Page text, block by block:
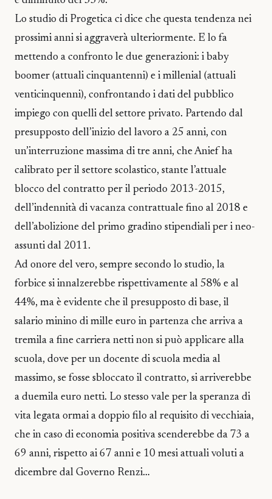
Lo studio di Progetica ci dice che questa tendenza nei
prossimi anni si aggraverà ulteriormente. E lo fa
mettendo a confronto le due generazioni: i baby
boomer (attuali cinquantenni) e i millenial (attuali
venticinquenni), confrontando i dati del pubblico
impiego con quelli del settore privato. Partendo dal
presupposto dell’inizio del lavoro a 25 anni, con
un’interruzione massima di tre anni, che Anief ha
calibrato per il settore scolastico, stante l’attuale
blocco del contratto per il periodo 2013-2015,
dell’indennità di vacanza contrattuale fino al 2018 e
dell’abolizione del primo gradino stipendiali per i neo-
assunti dal 2011.
Ad onore del vero, sempre secondo lo studio, la
forbice si innalzerebbe rispettivamente al 58% e al
44%, ma è evidente che il presupposto di base, il
salario minino di mille euro in partenza che arriva a
tremila a fine carriera netti non si può applicare alla
scuola, dove per un docente di scuola media al
massimo, se fosse sbloccato il contratto, si arriverebbe
a duemila euro netti. Lo stesso vale per la speranza di
vita legata ormai a doppio filo al requisito di vecchiaia,
che in caso di economia positiva scenderebbe da 73 a
69 anni, rispetto ai 67 anni e 10 mesi attuali voluti a
dicembre dal Governo Renzi…